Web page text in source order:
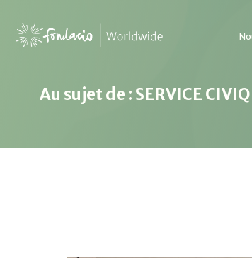
Au sujet de : SERVICE